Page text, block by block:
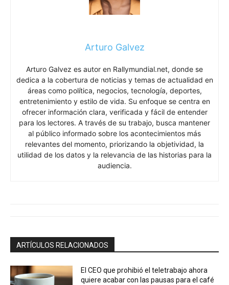
Arturo Galvez
Arturo Galvez es autor en Rallymundial.net, donde se
dedica a la cobertura de noticias y temas de actualidad en
áreas como política, negocios, tecnología, deportes,
entretenimiento y estilo de vida. Su enfoque se centra en
ofrecer información clara, verificada y fácil de entender
para los lectores. A través de su trabajo, busca mantener
al público informado sobre los acontecimientos más
relevantes del momento, priorizando la objetividad, la
utilidad de los datos y la relevancia de las historias para la
audiencia.
ARTÍCULOS RELACIONADOS
El CEO que prohibió el teletrabajo ahora
quiere acabar con las pausas para el café